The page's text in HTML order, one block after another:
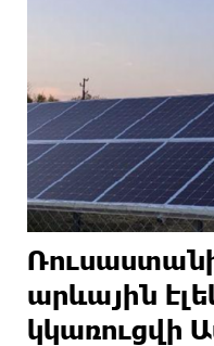
արևային
կկառուցվի